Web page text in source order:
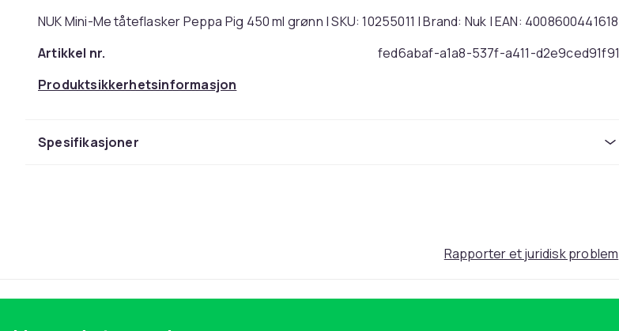
NUK Mini-Me tåteflasker Peppa Pig 450 ml grønn | SKU: 10255011 | Brand: Nuk | EAN: 4008600441618
Artikkel nr.
fed6abaf-a1a8-537f-a411-d2e9ced91f91
Produktsikkerhetsinformasjon
Spesifikasjoner
Rapporter et juridisk problem